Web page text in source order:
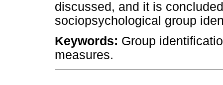
discussed, and it is
sociopsychological group
Keywords: Group
measures.